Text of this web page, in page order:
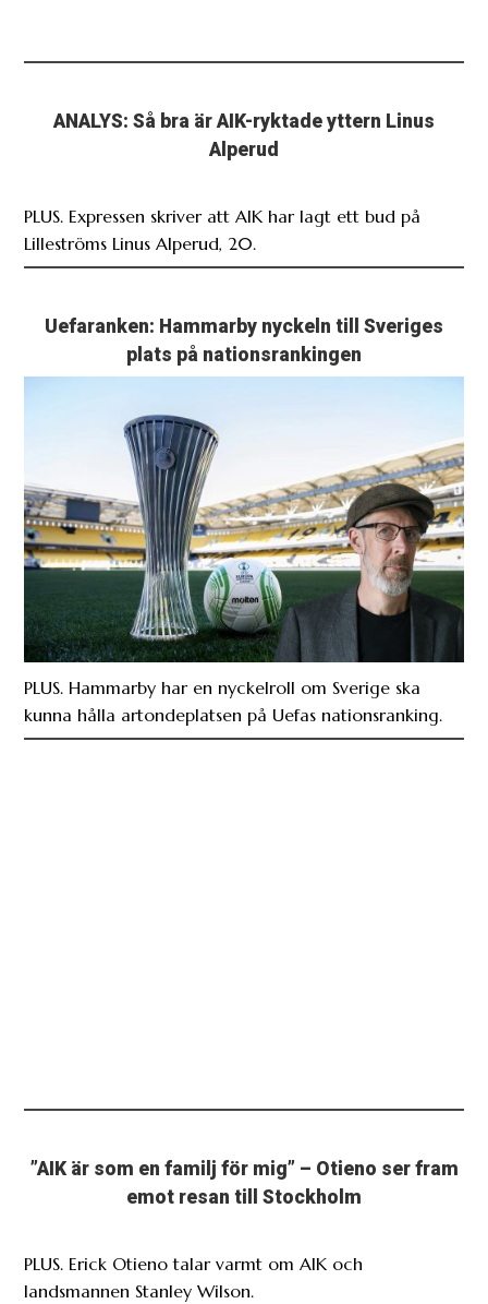
ANALYS: Så bra är AIK-ryktade yttern Linus
Alperud
PLUS. Expressen skriver att AIK har lagt ett bud på
Lilleströms Linus Alperud, 20.
Uefaranken: Hammarby nyckeln till Sveriges
plats på nationsrankingen
PLUS. Hammarby har en nyckelroll om Sverige ska
kunna hålla artondeplatsen på Uefas nationsranking.
”AIK är som en familj för mig” – Otieno ser fram
emot resan till Stockholm
PLUS. Erick Otieno talar varmt om AIK och
landsmannen Stanley Wilson.